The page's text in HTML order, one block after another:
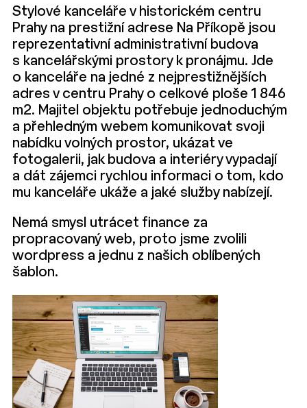
Stylové kanceláře v historickém centru
Prahy na prestižní adrese Na Příkopě jsou
reprezentativní administrativní budova
s kancelářskými prostory k pronájmu. Jde
o kanceláře na jedné z nejprestižnějších
adres v centru Prahy o celkové ploše 1 846
m2. Majitel objektu potřebuje jednoduchým
a přehledným webem komunikovat svoji
nabídku volných prostor, ukázat ve
fotogalerii, jak budova a interiéry vypadají
a dát zájemci rychlou informaci o tom, kdo
mu kanceláře ukáže a jaké služby nabízejí.
Nemá smysl utrácet finance za
propracovaný web, proto jsme zvolili
wordpress a jednu z našich oblíbených
šablon.